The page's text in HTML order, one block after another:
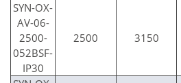
SYN-OX-
AV-06-
2500-
052BSF-
IP30
2500 3150